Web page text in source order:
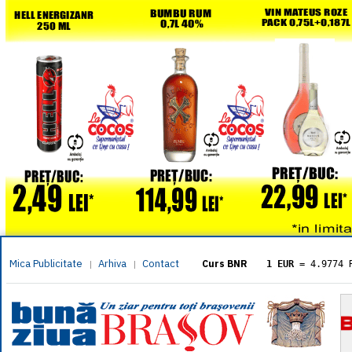
Mica Publicitate | Arhiva | Contact Curs BNR 1 EUR = 4.9774
= 5.8304
1 XAU= 464.4611
1 AED= 1.1933
1 AUD= 2.7957
1 BGN= 2.5449